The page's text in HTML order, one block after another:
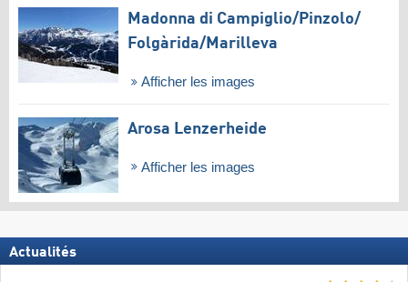
Madonna di Campiglio/​Pinzolo/​
Folgàrida/​Marilleva
Afficher les images
Arosa Lenzerheide
Afficher les images
Actualités